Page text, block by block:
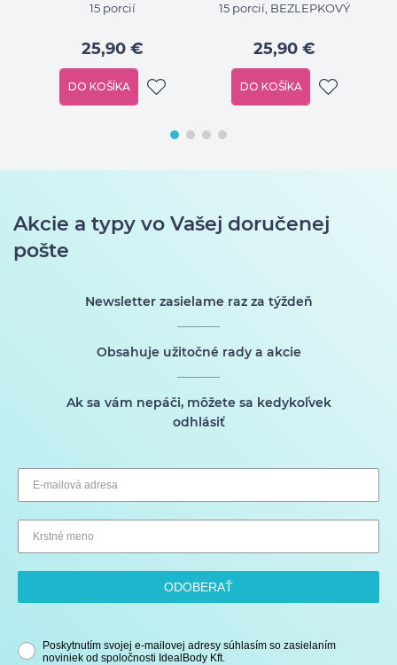
15 porcií
25,90 €
DO KOŠÍKA
15 porcií, BEZLEPKOVÝ
25,90 €
DO KOŠÍKA
Akcie a typy vo Vašej doručenej
pošte
Newsletter zasielame raz za týždeň
Obsahuje užitočné rady a akcie
Ak sa vám nepáči, môžete sa kedykoľvek
odhlásiť
ODOBERAŤ
Poskytnutím svojej e-mailovej adresy súhlasím so zasielaním
noviniek od spoločnosti IdealBody Kft.